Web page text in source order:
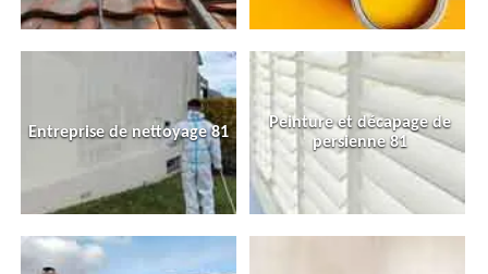
Entreprise de nettoyage 81
Peinture et décapage de
persienne 81